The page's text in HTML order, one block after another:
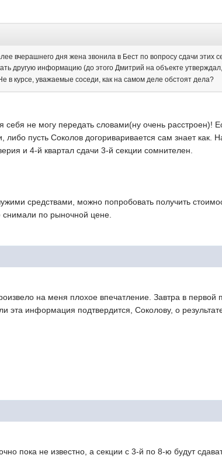
вчерашнего дня жена звонила в Бест по вопросу сдачи этих
другую информацию (до этого Дмитрий на объекте
в курсе, уважаемые соседи, как на самом деле обстоят дела?
не могу передать словами(ну очень расстроен)!
пусть Соколов догориваривается сам знает как.
и 4-й квартал сдачи 3-й секции сомнителен.
средствами, можно попробовать получить
снимали по рыночной цене.
на меня плохое впечатление. Завтра в первой
эта информация подтвердится, Соколову, о
пока не известно, а секции с 3-й по 8-ю будут